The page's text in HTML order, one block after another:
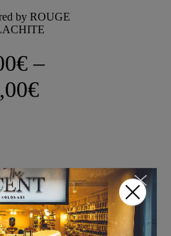
by ROUGE
€ –
€Price range:
MIST